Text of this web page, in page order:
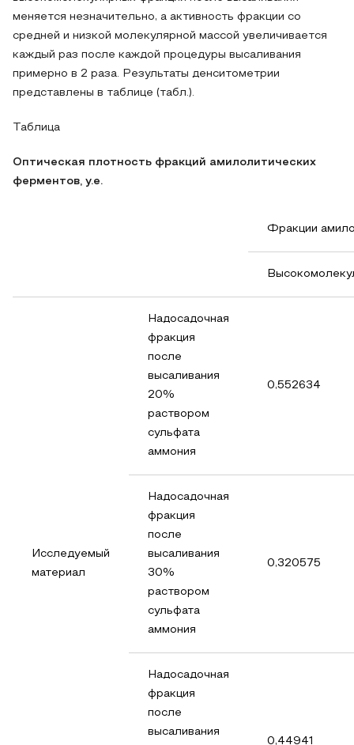
меняется незначительно, а активность фракции со
средней и низкой молекулярной массой увеличивается
каждый раз после каждой процедуры высаливания
примерно в 2 раза. Результаты денситометрии
представлены в таблице (табл.).
Таблица
Оптическая плотность фракций амилолитических
ферментов, у.е.
Фракции
Исследуемый
материал
Надосадочная
фракция
после
высаливания
20%
раствором
сульфата
аммония
0,552634
Надосадочная
фракция
после
высаливания
30%
раствором
сульфата
аммония
0,320575
Надосадочная
фракция
после
высаливания
0,44941